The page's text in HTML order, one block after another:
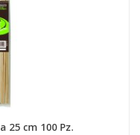
25 cm 100 Pz.